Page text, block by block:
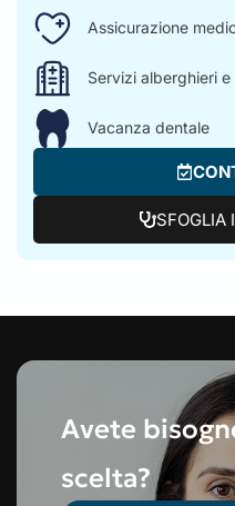
Assicurazione
Servizi alberghieri
Vacanza dentale
SFOGLIA
Avete
scelta?